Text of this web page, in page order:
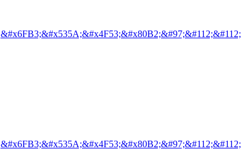
&#x6FB3;&#x535A;&#x4F53;&#x80B2;&#97;&#112;&#112;
&#x6FB3;&#x535A;&#x4F53;&#x80B2;&#97;&#112;&#112;